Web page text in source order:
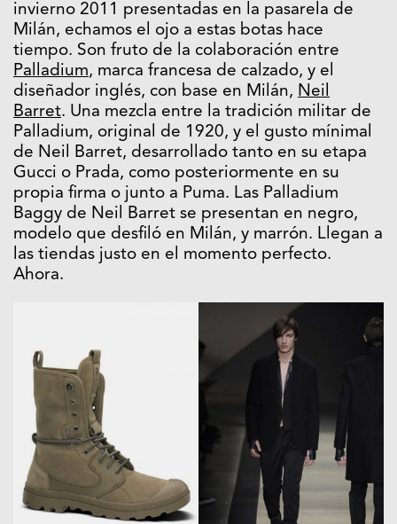
invierno 2011 presentadas en la pasarela de
Milán, echamos el ojo a estas botas hace
tiempo. Son fruto de la colaboración entre
Palladium, marca francesa de calzado, y el
diseñador inglés, con base en Milán, Neil
Barret. Una mezcla entre la tradición militar de
Palladium, original de 1920, y el gusto mínimal
de Neil Barret, desarrollado tanto en su etapa
Gucci o Prada, como posteriormente en su
propia firma o junto a Puma. Las Palladium
Baggy de Neil Barret se presentan en negro,
modelo que desfiló en Milán, y marrón. Llegan a
las tiendas justo en el momento perfecto.
Ahora.